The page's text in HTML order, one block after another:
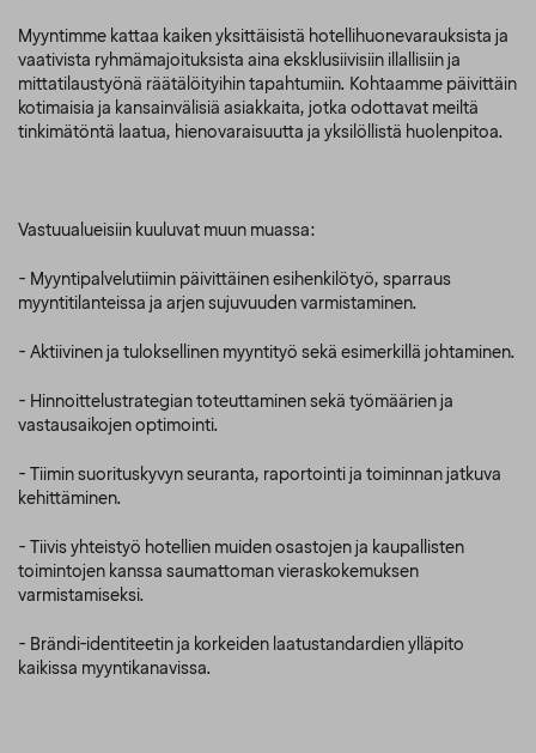
Myyntimme kattaa kaiken yksittäisistä hotellihuonevarauksista ja
vaativista ryhmämajoituksista aina eksklusiivisiin illallisiin ja
mittatilaustyönä räätälöityihin tapahtumiin. Kohtaamme päivittäin
kotimaisia ja kansainvälisiä asiakkaita, jotka odottavat meiltä
tinkimätöntä laatua, hienovaraisuutta ja yksilöllistä huolenpitoa.
Vastuualueisiin kuuluvat muun muassa:
- Myyntipalvelutiimin päivittäinen esihenkilötyö, sparraus
myyntitilanteissa ja arjen sujuvuuden varmistaminen.
- Aktiivinen ja tuloksellinen myyntityö sekä esimerkillä johtaminen.
- Hinnoittelustrategian toteuttaminen sekä työmäärien ja
vastausaikojen optimointi.
- Tiimin suorituskyvyn seuranta, raportointi ja toiminnan jatkuva
kehittäminen.
- Tiivis yhteistyö hotellien muiden osastojen ja kaupallisten
toimintojen kanssa saumattoman vieraskokemuksen
varmistamiseksi.
- Brändi-identiteetin ja korkeiden laatustandardien ylläpito
kaikissa myyntikanavissa.